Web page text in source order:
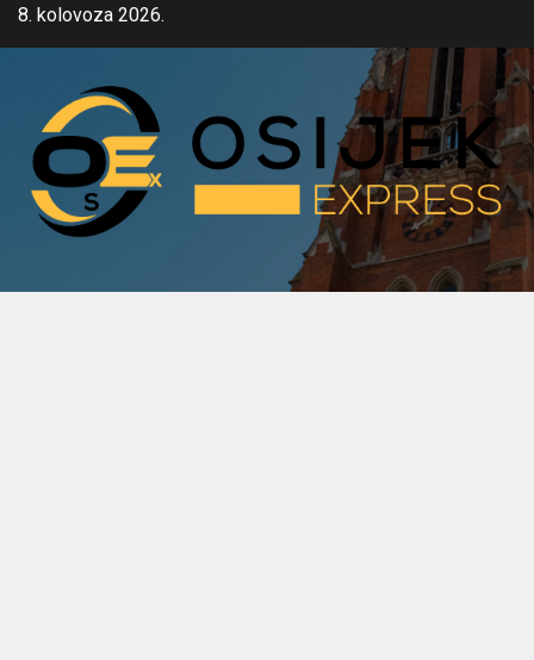
Skip8. kolovoza 2026.